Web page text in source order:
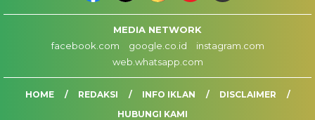
MEDIA NETWORK
facebook.com
google.co.id
instagram.com
web.whatsapp.com
HOME REDAKSI INFO IKLAN
DISCLAIMER
HUBUNGI KAMI